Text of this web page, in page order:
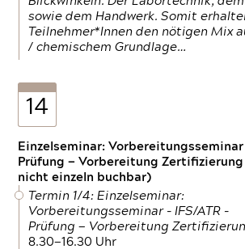
sowie dem Handwerk. Somit
Teilnehmer*Innen den nötigen Mix
/ chemischem Grundlage…
14
Einzelseminar: Vorbereitungsseminar
Prüfung — Vorbereitung
nicht einzeln buchbar)
Termin 1/4: Einzelseminar:
Vorbereitungsseminar - IFS/ATR -
Prüfung — Vorbereitung
8.30—16.30 Uhr